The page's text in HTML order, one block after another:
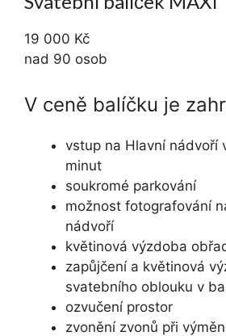
19 000 Kč
nad 90 osob
V ceně balíčku je
vstup na Hlavní nádvoří
minut
soukromé parkování
možnost fotografování
nádvoří
květinová výzdoba
zapůjčení a květinová
svatebního oblouku v
ozvučení prostor
zvonění zvonů při